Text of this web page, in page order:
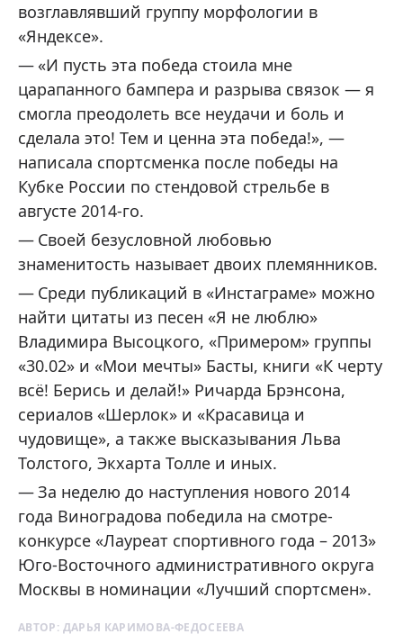
возглавлявший группу морфологии в
«Яндексе».
«И пусть эта победа стоила мне
царапанного бампера и разрыва связок — я
смогла преодолеть все неудачи и боль и
сделала это! Тем и ценна эта победа!», —
написала спортсменка после победы на
Кубке России по стендовой стрельбе в
августе 2014-го.
Своей безусловной любовью
знаменитость называет двоих племянников.
Среди публикаций в «Инстаграме» можно
найти цитаты из песен «Я не люблю»
Владимира Высоцкого, «Примером» группы
«30.02» и «Мои мечты» Басты, книги «К черту
всё! Берись и делай!» Ричарда Брэнсона,
сериалов «Шерлок» и «Красавица и
чудовище», а также высказывания Льва
Толстого, Экхарта Толле и иных.
За неделю до наступления нового 2014
года Виноградова победила на смотре-
конкурсе «Лауреат спортивного года – 2013»
Юго-Восточного административного округа
Москвы в номинации «Лучший спортсмен».
АВТОР: ДАРЬЯ КАРИМОВА-ФЕДОСЕЕВА